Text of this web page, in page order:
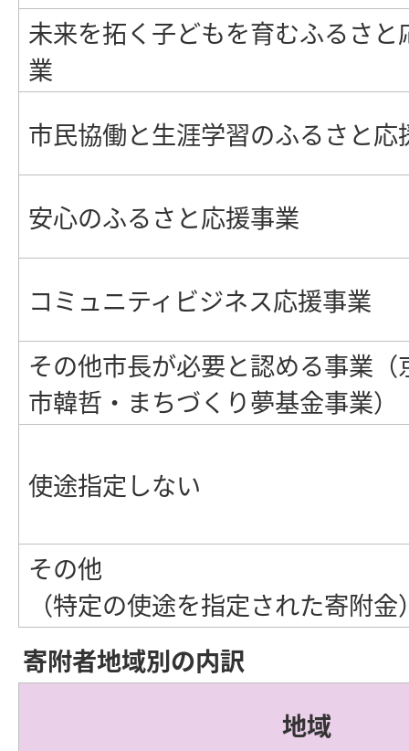
未来を拓く子どもを育むふるさと
業
市民協働と生涯学習のふるさと応
安心のふるさと応援事業
コミュニティビジネス応援事業
その他市長が必要と認める事業（
市韓哲・まちづくり夢基金事業）
使途指定しない
その他
（特定の使途を指定された寄附金
寄附者地域別の内訳
地域